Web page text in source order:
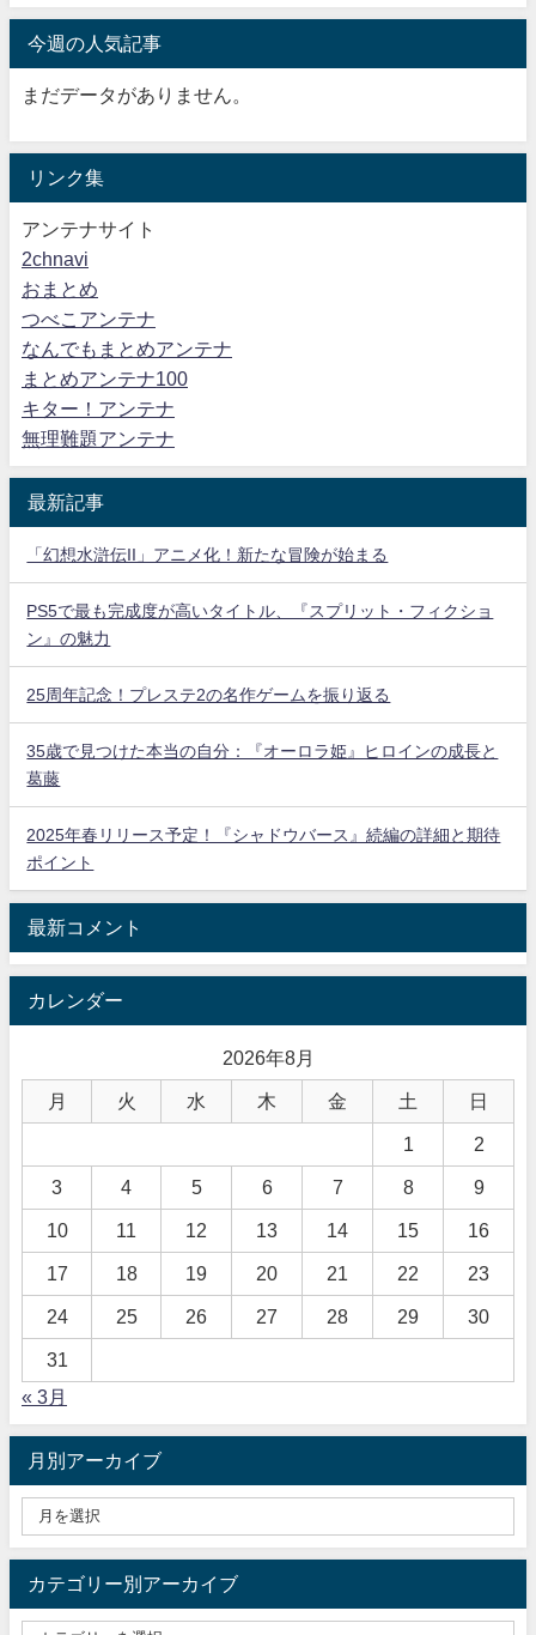
今週の人気記事
まだデータがありません。
リンク集
アンテナサイト
2chnavi
おまとめ
つべこアンテナ
なんでもまとめアンテナ
まとめアンテナ100
キター！アンテナ
無理難題アンテナ
最新記事
「幻想水滸伝II」アニメ化！新たな冒険が始まる
PS5で最も完成度が高いタイトル、『スプリット・フィクショ
ン』の魅力
25周年記念！プレステ2の名作ゲームを振り返る
35歳で見つけた本当の自分：『オーロラ姫』ヒロインの成長と
葛藤
2025年春リリース予定！『シャドウバース』続編の詳細と期待
ポイント
最新コメント
カレンダー
2026年8月
月 火 水 木 金 土 日
1 2
3 4 5 6 7 8 9
10 11 12 13 14 15 16
17 18 19 20 21 22 23
24 25 26 27 28 29 30
31
« 3月
月別アーカイブ
カテゴリー別アーカイブ